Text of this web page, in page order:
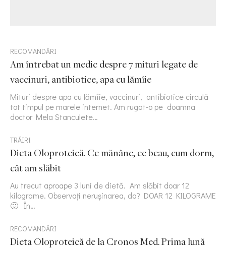
RECOMANDĂRI
Am întrebat un medic despre 7 mituri legate de
vaccinuri, antibiotice, apa cu lămîie
Mituri despre apa cu lămîie, vaccinuri, antibiotice circulă
tot timpul pe marele internet. Am rugat-o pe doamna
doctor Mela Stanculete…
TRĂIRI
Dieta Oloproteică. Ce mănânc, ce beau, cum dorm,
cât am slăbit
Au trecut aproape 3 luni de dietă. Am slăbit doar 12
kilograme. Observați nerușinarea, da? DOAR 12 KILOGRAME
🙂 În…
RECOMANDĂRI
Dieta Oloproteică de la Cronos Med. Prima lună